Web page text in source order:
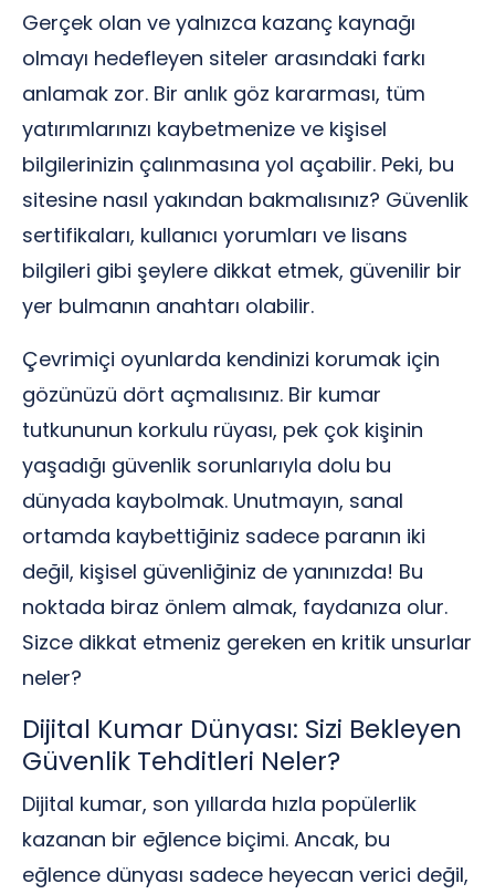
Gerçek olan ve yalnızca kazanç kaynağı
olmayı hedefleyen siteler arasındaki farkı
anlamak zor. Bir anlık göz kararması, tüm
yatırımlarınızı kaybetmenize ve kişisel
bilgilerinizin çalınmasına yol açabilir. Peki, bu
sitesine nasıl yakından bakmalısınız? Güvenlik
sertifikaları, kullanıcı yorumları ve lisans
bilgileri gibi şeylere dikkat etmek, güvenilir bir
yer bulmanın anahtarı olabilir.
Çevrimiçi oyunlarda kendinizi korumak için
gözünüzü dört açmalısınız. Bir kumar
tutkununun korkulu rüyası, pek çok kişinin
yaşadığı güvenlik sorunlarıyla dolu bu
dünyada kaybolmak. Unutmayın, sanal
ortamda kaybettiğiniz sadece paranın iki
değil, kişisel güvenliğiniz de yanınızda! Bu
noktada biraz önlem almak, faydanıza olur.
Sizce dikkat etmeniz gereken en kritik unsurlar
neler?
Dijital Kumar Dünyası: Sizi Bekleyen
Güvenlik Tehditleri Neler?
Dijital kumar, son yıllarda hızla popülerlik
kazanan bir eğlence biçimi. Ancak, bu
eğlence dünyası sadece heyecan verici değil,